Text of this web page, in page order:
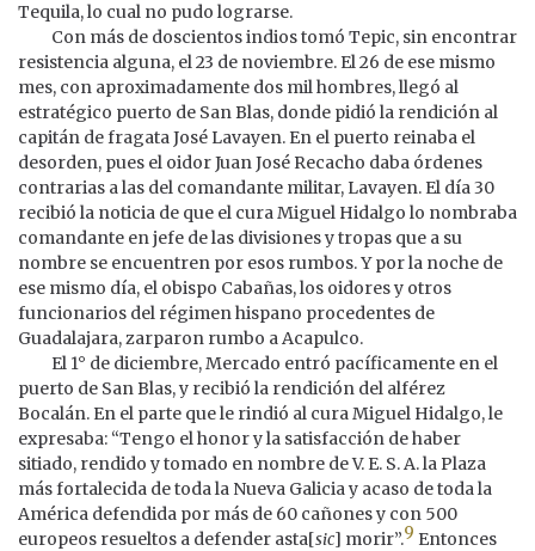
Tequila, lo cual no pudo lograrse.
Con más de doscientos indios tomó Tepic, sin encontrar
resistencia alguna, el 23 de noviembre. El 26 de ese mismo
mes, con aproximadamente dos mil hombres, llegó al
estratégico puerto de San Blas, donde pidió la rendición al
capitán de fragata José Lavayen. En el puerto reinaba el
desorden, pues el oidor Juan José Recacho daba órdenes
contrarias a las del comandante militar, Lavayen. El día 30
recibió la noticia de que el cura Miguel Hidalgo lo nombraba
comandante en jefe de las divisiones y tropas que a su
nombre se encuentren por esos rumbos. Y por la noche de
ese mismo día, el obispo Cabañas, los oidores y otros
funcionarios del régimen hispano procedentes de
Guadalajara, zarparon rumbo a Acapulco.
El 1° de diciembre, Mercado entró pacíficamente en el
puerto de San Blas, y recibió la rendición del alférez
Bocalán. En el parte que le rindió al cura Miguel Hidalgo, le
expresaba: “Tengo el honor y la satisfacción de haber
sitiado, rendido y tomado en nombre de V. E. S. A. la Plaza
más fortalecida de toda la Nueva Galicia y acaso de toda la
América defendida por más de 60 cañones y con 500
europeos resueltos a defender asta[sic] morir”.9 Entonces